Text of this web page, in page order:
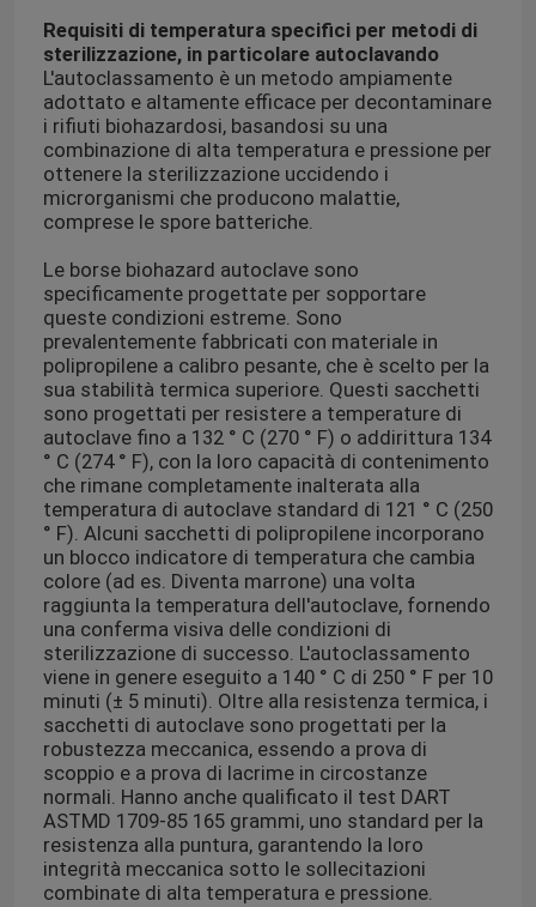
Contenitori di trasporto del refrigerante
Corredi della convenienza di trasporto dell'esemplare
Rifornimenti medici del laccio emostatico
tubo centrifugo
Fiale criogeniche
Pacchetti del gel del refrigerante
Borse residue di rischio biologico
Requisiti di temperatura specifici per metodi di
sterilizzazione, in particolare autoclavando
L'autoclassamento è un metodo ampiamente
adottato e altamente efficace per decontaminare
i rifiuti biohazardosi, basandosi su una
combinazione di alta temperatura e pressione per
ottenere la sterilizzazione uccidendo i
microrganismi che producono malattie,
comprese le spore batteriche.
Le borse biohazard autoclave sono
specificamente progettate per sopportare
queste condizioni estreme. Sono
prevalentemente fabbricati con materiale in
polipropilene a calibro pesante, che è scelto per la
sua stabilità termica superiore. Questi sacchetti
sono progettati per resistere a temperature di
autoclave fino a 132 ° C (270 ° F) o addirittura 134
° C (274 ° F), con la loro capacità di contenimento
che rimane completamente inalterata alla
temperatura di autoclave standard di 121 ° C (250
° F). Alcuni sacchetti di polipropilene incorporano
un blocco indicatore di temperatura che cambia
colore (ad es. Diventa marrone) una volta
raggiunta la temperatura dell'autoclave, fornendo
una conferma visiva delle condizioni di
sterilizzazione di successo. L'autoclassamento
viene in genere eseguito a 140 ° C di 250 ° F per 10
minuti (± 5 minuti). Oltre alla resistenza termica, i
sacchetti di autoclave sono progettati per la
robustezza meccanica, essendo a prova di
scoppio e a prova di lacrime in circostanze
normali. Hanno anche qualificato il test DART
ASTMD 1709-85 165 grammi, uno standard per la
resistenza alla puntura, garantendo la loro
integrità meccanica sotto le sollecitazioni
combinate di alta temperatura e pressione.